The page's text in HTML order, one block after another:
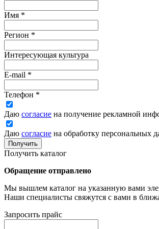
Имя *
Регион *
Интересующая культура
E-mail *
Телефон *
Даю согласие на получение рекламной
Даю согласие на обработку персональных
Получить
Получить каталог
Обращение отправлено
Мы вышлем каталог на указанную вами
Наши специалисты свяжутся с вами в
Запросить прайс